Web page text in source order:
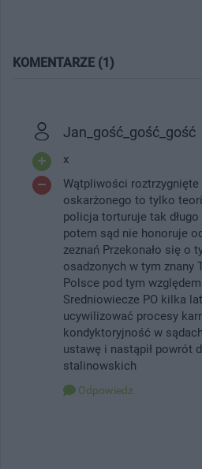
KOMENTARZE (1)
Jan_gość_gość_gość
x
Wątpliwości roztrzygnięte
oskarżonego to tylko
policja torturuje tak długo
potem sąd nie honoruje
zeznań Przekonało się o
osadzonych w tym znany
Polsce pod tym
Sredniowiecze PO kilka
ucywilizować procesy
kondyktoryjność w
ustawę i nastąpił powrót
stalinowskich
Odpowiedz